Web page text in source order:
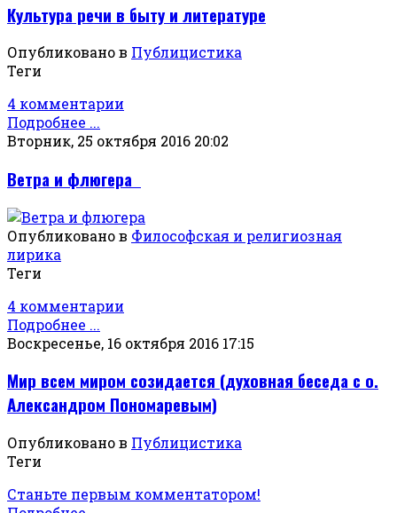
Культура речи в быту и литературе
Опубликовано в Публицистика
Теги
4 комментарии
Подробнее ...
Вторник, 25 октября 2016 20:02
Ветра и флюгера
Опубликовано в Философская и религиозная
лирика
Теги
4 комментарии
Подробнее ...
Воскресенье, 16 октября 2016 17:15
Мир всем миром созидается (духовная беседа с о.
Александром Пономаревым)
Опубликовано в Публицистика
Теги
Станьте первым комментатором!